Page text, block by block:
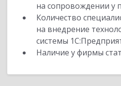
на сопровождении у
Количество
на внедрение
системы
Наличие у фирмы